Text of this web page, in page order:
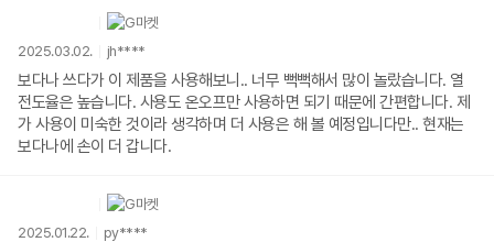
2025.03.02. jh****
보다나 쓰다가 이 제품을 사용해보니.. 너무 뻑뻑해서 많이 놀랐습니다. 열
전도율은 높습니다. 사용도 온오프만 사용하면 되기 때문에 간편합니다. 제
가 사용이 미숙한 것이라 생각하며 더 사용은 해 볼 예정입니다만.. 현재는
보다나에 손이 더 갑니다.
2025.01.22. py****